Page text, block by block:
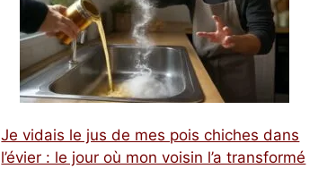
Je vidais le jus de mes pois chiches dans
l’évier : le jour où mon voisin l’a transformé